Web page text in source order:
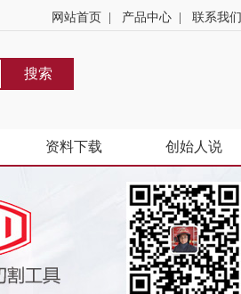
网站首页 产品中心 联系我们
搜索
资料下载 创始人说